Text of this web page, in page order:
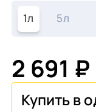
1л 5л
2 691 ₽